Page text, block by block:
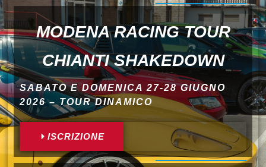
MODENA RACING TOUR
CHIANTI SHAKEDOWN
SABATO E DOMENICA 27-28 GIUGNO
2026 – TOUR DINAMICO
ISCRIZIONE